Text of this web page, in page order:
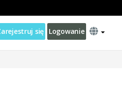
się Logowanie